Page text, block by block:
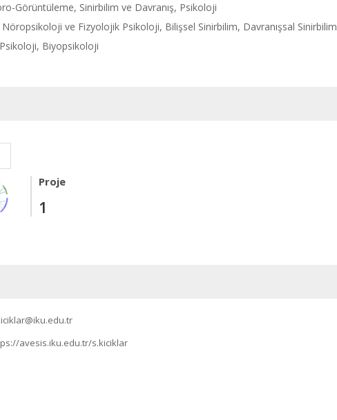
Görüntüleme, Sinirbilim ve Davranış, Psikoloji
Nöropsikoloji ve Fizyolojik Psikoloji, Bilişsel Sinirbilim, Davranışsal Sinirbilim
Psikoloji, Biyopsikoloji
Proje
1
avesis.iku.edu.tr/s.kiciklar